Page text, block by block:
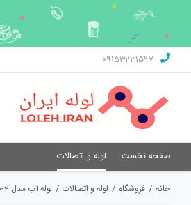
content
صفحه نخست لوله و اتصالات
خانه / فروشگاه / لوله و اتصالات / لوله آب مدل P-20-2